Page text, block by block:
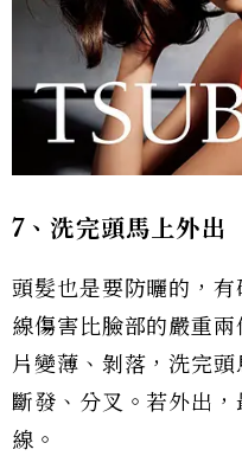
7、洗完頭馬上外出
頭髮也是要防曬的，
線傷害比臉部的嚴重
片變薄、剝落，洗完
斷發、分叉。若外出
線。